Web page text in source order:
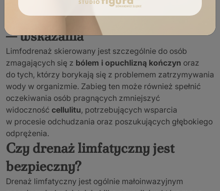
Dla kogo jest drenaż limfatyczny
— wskazania
Limfodrenaż skierowany jest szczególnie do osób
zmagających się z bólem i opuchlizną kończyn oraz
do tych, którzy borykają się z problemem zatrzymywania
wody w organizmie. Zabieg ten może również spełnić
oczekiwania osób pragnących zmniejszyć
widoczność cellulitu, potrzebujących wsparcia
w procesie odchudzania oraz poszukujących głębokiego
odprężenia.
Czy drenaż limfatyczny jest
bezpieczny?
Drenaż limfatyczny jest ogólnie małoinwazyjnym